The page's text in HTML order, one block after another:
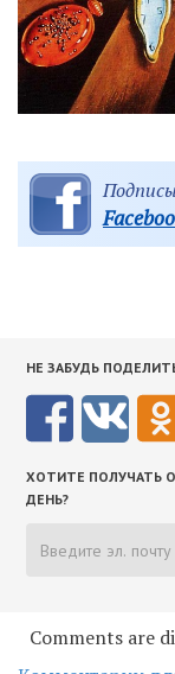
НЕ ЗАБУДЬ
ХОТИТЕ ПОЛУЧАТЬ
ДЕНЬ?
Comments are